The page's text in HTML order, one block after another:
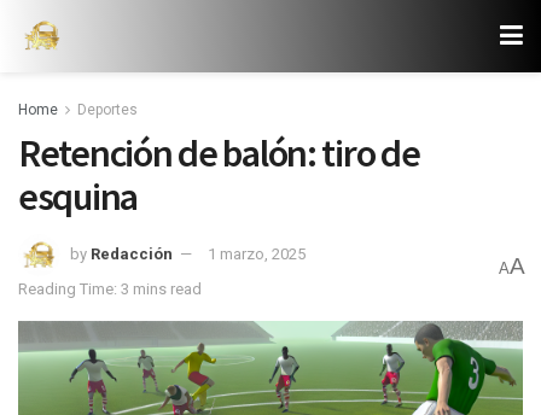
Home Deportes
Retención de balón: tiro de
esquina
by Redacción
1 marzo, 2025
Reading Time: 3 mins read
AA